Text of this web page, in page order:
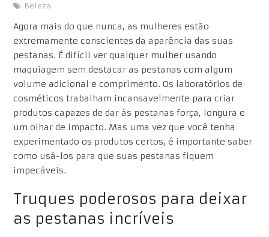
Beleza
Agora mais do que nunca, as mulheres estão
extremamente conscientes da aparência das suas
pestanas. É difícil ver qualquer mulher usando
maquiagem sem destacar as pestanas com algum
volume adicional e comprimento. Os laboratórios de
cosméticos trabalham incansavelmente para criar
produtos capazes de dar às pestanas força, longura e
um olhar de impacto. Mas uma vez que você tenha
experimentado os produtos certos, é importante saber
como usá-los para que suas pestanas fiquem
impecáveis.
Truques poderosos para deixar
as pestanas incríveis